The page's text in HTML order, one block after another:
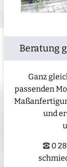
Beratung
Ganz
passenden
und
0